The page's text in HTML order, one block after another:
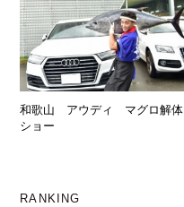
和歌山 アウディ マグロ解体
ショー
RANKING